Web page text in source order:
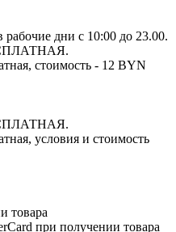
рабочие дни с 10:00 до 23.00.
стоимость - 12 BYN
условия и стоимость
товара
при получении товара